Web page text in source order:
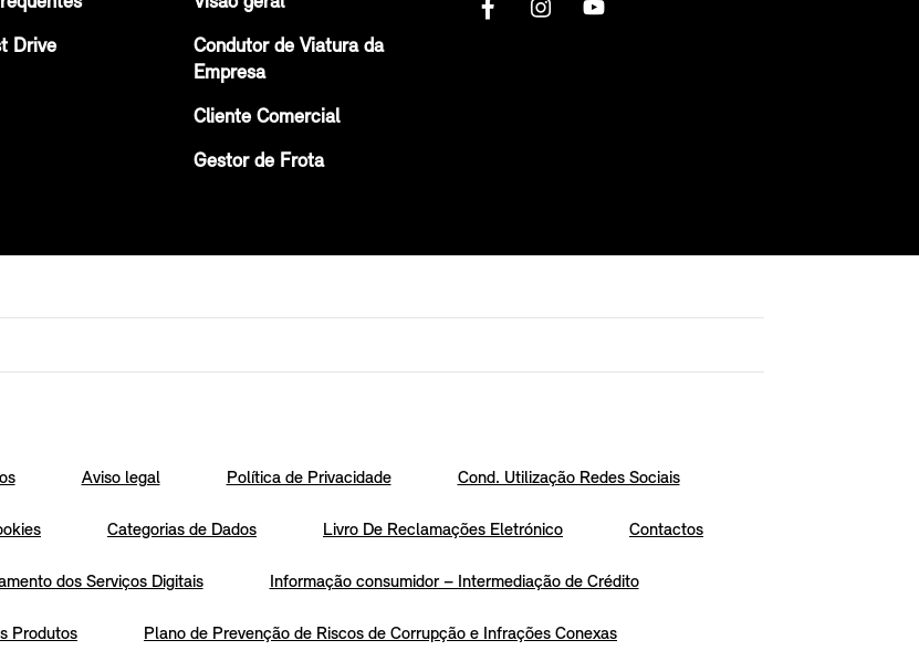
Drive
Condutor de Viatura da
Empresa
Cliente Comercial
Gestor de Frota
Aviso legal Política de Privacidade Cond. Utilização Redes Sociais
Categorias de Dados Livro De Reclamações Eletrónico Contactos
dos Serviços Digitais Informação consumidor – Intermediação de Crédito
Produtos Plano de Prevenção de Riscos de Corrupção e Infrações Conexas